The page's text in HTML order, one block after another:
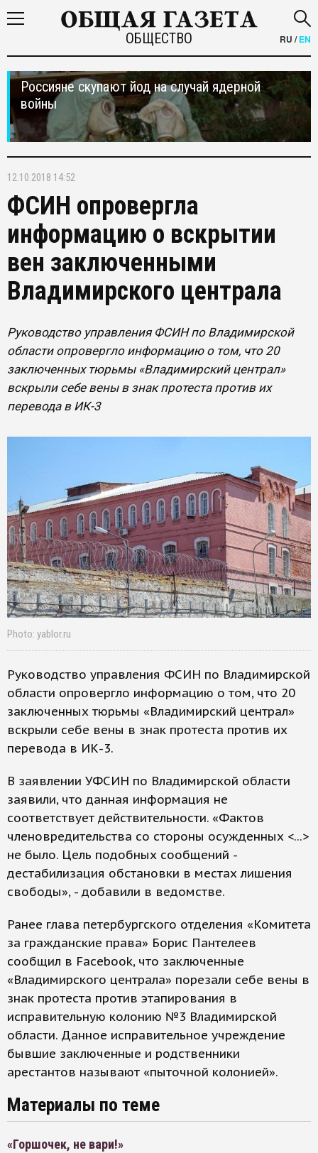
ОБЩЕСТВО RU /EN
Россияне скупают йод на случай ядерной
войны
12.10.2018 14:52
ФСИН опровергла
информацию о вскрытии
вен заключенными
Владимирского централа
Руководство управления ФСИН по Владимирской
области опровергло информацию о том, что 20
заключенных тюрьмы «Владимирский централ»
вскрыли себе вены в знак протеста против их
перевода в ИК-3
Photo: yablor.ru
Руководство управления ФСИН по Владимирской
области опровергло информацию о том, что 20
заключенных тюрьмы «Владимирский централ»
вскрыли себе вены в знак протеста против их
перевода в ИК-3.
В заявлении УФСИН по Владимирской области
заявили, что данная информация не
соответствует действительности. «Фактов
членовредительства со стороны осужденных <...>
не было. Цель подобных сообщений -
дестабилизация обстановки в местах лишения
свободы», - добавили в ведомстве.
Ранее глава петербургского отделения «Комитета
за гражданские права» Борис Пантелеев
сообщил в Facebook, что заключенные
«Владимирского централа» порезали себе вены в
знак протеста против этапирования в
исправительную колонию №3 Владимирской
области. Данное исправительное учреждение
бывшие заключенные и родственники
арестантов называют «пыточной колонией».
Материалы по теме
«Горшочек, не вари!»